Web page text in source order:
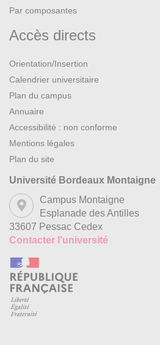
Par composantes
Accès directs
Orientation/Insertion
Calendrier universitaire
Plan du campus
Annuaire
Accessibilité : non conforme
Mentions légales
Plan du site
Université Bordeaux Montaigne
Campus Montaigne
Esplanade des Antilles
33607 Pessac Cedex
Contacter l'université